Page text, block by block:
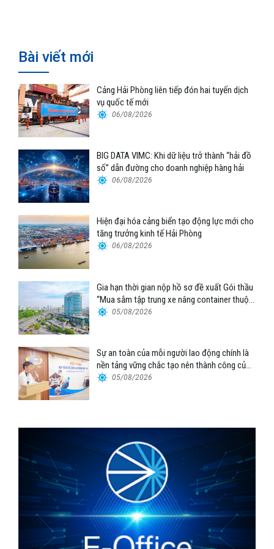
Bài viết mới
Cảng Hải Phòng liên tiếp đón hai tuyến dịch
vụ quốc tế mới
06/08/2026
BIG DATA VIMC: Khi dữ liệu trở thành “hải đồ
số” dẫn đường cho doanh nghiệp hàng hải
06/08/2026
Hiện đại hóa cảng biển tạo động lực mới cho
tăng trưởng kinh tế Hải Phòng
06/08/2026
Gia hạn thời gian nộp hồ sơ đề xuất Gói thầu
“Mua sắm tập trung xe nâng container thuộc
Tổng công ty Hàng hải Việt Nam – CTCP”
05/08/2026
Sự an toàn của mỗi người lao động chính là
nền tảng vững chắc tạo nên thành công của
Cảng Đà Nẵng
05/08/2026